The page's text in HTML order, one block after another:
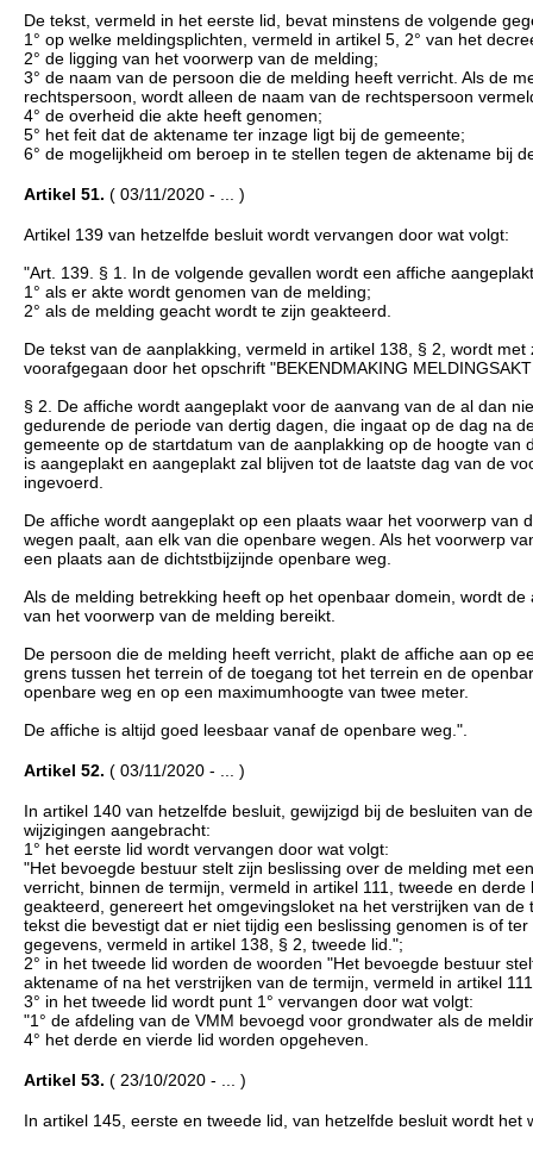
De tekst, vermeld in het eerste lid, bevat minstens de volgende
1° op welke meldingsplichten, vermeld in artikel 5, 2° van het
2° de ligging van het voorwerp van de melding;
3° de naam van de persoon die de melding heeft verricht. Als de
rechtspersoon, wordt alleen de naam van de rechtspersoon
4° de overheid die akte heeft genomen;
5° het feit dat de aktename ter inzage ligt bij de gemeente;
6° de mogelijkheid om beroep in te stellen tegen de aktename bij
Artikel 51. ( 03/11/2020 - ... )
Artikel 139 van hetzelfde besluit wordt vervangen door wat volgt:
"Art. 139. § 1. In de volgende gevallen wordt een affiche
1° als er akte wordt genomen van de melding;
2° als de melding geacht wordt te zijn geakteerd.
De tekst van de aanplakking, vermeld in artikel 138, § 2, wordt
voorafgegaan door het opschrift "BEKENDMAKING
§ 2. De affiche wordt aangeplakt voor de aanvang van de al dan
gedurende de periode van dertig dagen, die ingaat op de dag na
gemeente op de startdatum van de aanplakking op de hoogte
is aangeplakt en aangeplakt zal blijven tot de laatste dag van de
ingevoerd.
De affiche wordt aangeplakt op een plaats waar het voorwerp
wegen paalt, aan elk van die openbare wegen. Als het voorwerp
een plaats aan de dichtstbijzijnde openbare weg.
Als de melding betrekking heeft op het openbaar domein, wordt
van het voorwerp van de melding bereikt.
De persoon die de melding heeft verricht, plakt de affiche aan op
grens tussen het terrein of de toegang tot het terrein en de
openbare weg en op een maximumhoogte van twee meter.
De affiche is altijd goed leesbaar vanaf de openbare weg.".
Artikel 52. ( 03/11/2020 - ... )
In artikel 140 van hetzelfde besluit, gewijzigd bij de besluiten van
wijzigingen aangebracht:
1° het eerste lid wordt vervangen door wat volgt:
"Het bevoegde bestuur stelt zijn beslissing over de melding met
verricht, binnen de termijn, vermeld in artikel 111, tweede en
geakteerd, genereert het omgevingsloket na het verstrijken van
tekst die bevestigt dat er niet tijdig een beslissing genomen is of
gegevens, vermeld in artikel 138, § 2, tweede lid.";
2° in het tweede lid worden de woorden "Het bevoegde bestuur
aktename of na het verstrijken van de termijn, vermeld in artikel
3° in het tweede lid wordt punt 1° vervangen door wat volgt:
"1° de afdeling van de VMM bevoegd voor grondwater als de
4° het derde en vierde lid worden opgeheven.
Artikel 53. ( 23/10/2020 - ... )
In artikel 145, eerste en tweede lid, van hetzelfde besluit wordt